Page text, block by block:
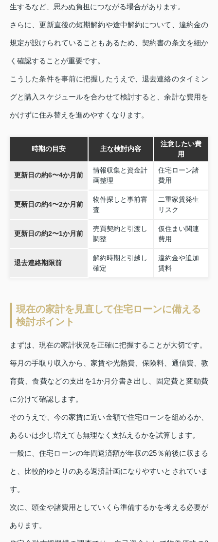
生するなど、思わぬ負担につながる場合があります。
さらに、更新直後の短期解約や途中解約について、違約金の
規定が設けられていることもあるため、契約書の条文を細か
く確認することが重要です。
こうした条件を事前に把握したうえで、退去連絡のタイミン
グと購入スケジュールを合わせて検討すると、余計な費用を
かけずに住み替えを進めやすくなります。
時期の目安 主な検討内容
注意したい費
用
更新日の約6〜4か月前
情報収集と資金計
画整理
住宅ローン諸
費用
更新日の約4〜2か月前
物件探しと事前審
査
二重家賃発生
リスク
更新日の約2〜1か月前
売買契約と引渡し
調整
仮住まい関連
費用
退去連絡期限前
解約時期と引越し
確定
違約金や追加
賃料
現在の家計を見直して住宅ローンに備える
検討ポイント
まずは、現在の家計状況を正確に把握することが大切です。
毎月の手取り収入から、家賃や光熱費、保険料、通信費、教
育費、食費などの支出を1か月分書き出し、固定費と変動費
に分けて確認します。
そのうえで、今の家賃に近い金額で住宅ローンを組めるか、
あるいは少し増えても無理なく支払えるかを試算します。
一般に、住宅ローンの年間返済額が年収の25％前後に収まる
と、比較的ゆとりのある返済計画になりやすいとされていま
す。
次に、頭金や諸費用としていくら準備するかを考える必要が
あります。